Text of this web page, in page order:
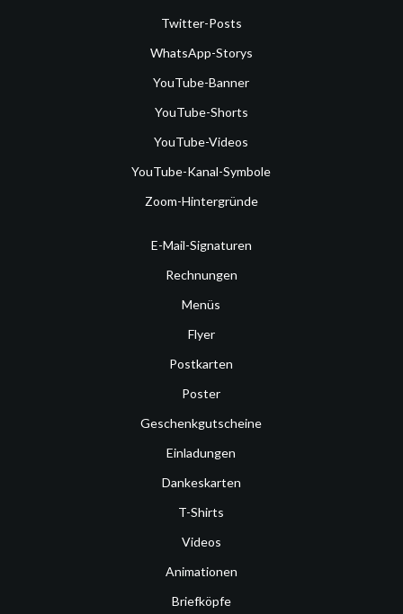
Twitter-Posts
WhatsApp-Storys
YouTube-Banner
YouTube-Shorts
YouTube-Videos
YouTube-Kanal-Symbole
Zoom-Hintergründe
E-Mail-Signaturen
Rechnungen
Menüs
Flyer
Postkarten
Poster
Geschenkgutscheine
Einladungen
Dankeskarten
T-Shirts
Videos
Animationen
Briefköpfe